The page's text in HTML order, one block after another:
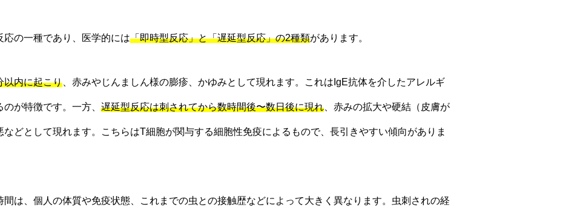
の一種であり、医学的には「即時型反応」と「遅延型反応」の2種類があります。
以内に起こり 、赤みやじんましん様の膨疹、かゆみとして現れます。これはIgE抗体を介したアレルギ
が特徴です。一方、 遅延型反応は刺されてから数時間後〜数日後に現れ 、赤みの拡大や硬結（皮膚が
どとして現れます。こちらはT細胞が関与する細胞性免疫によるもので、長引きやすい傾向がありま
は、個人の体質や免疫状態、これまでの虫との接触歴などによって大きく異なります。虫刺されの経